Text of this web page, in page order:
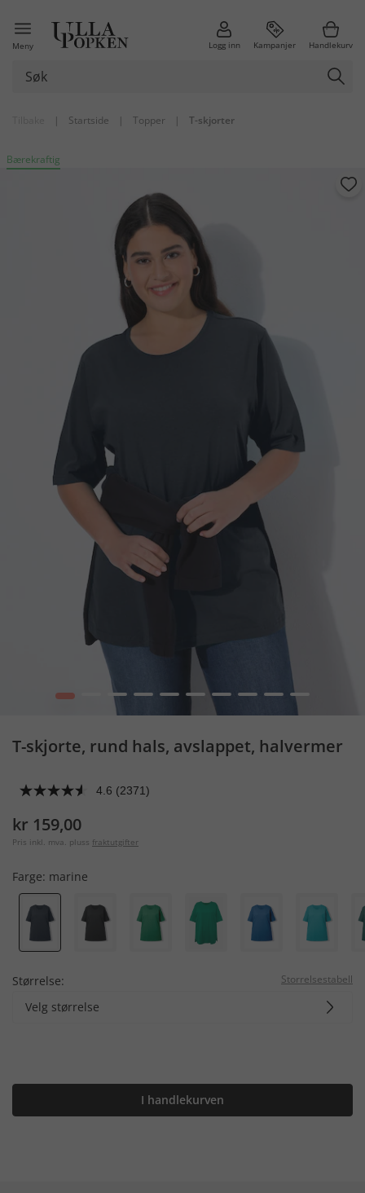
Meny Logg inn Kampanjer Handlekurv
| Startside | Topper | T-skjorter
Bærekraftig
1 3 4 5 6 7 8 9 10
T-skjorte, rund hals, avslappet, halvermer
4.6 (2371)
kr 159,00
Pris inkl. mva. pluss fraktutgifter
Farge: marine
Størrelse: Storrelsestabell
Velg størrelse
I handlekurven